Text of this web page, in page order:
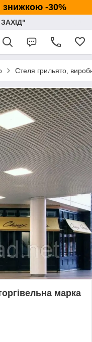
знижкою -30%
Стеля грильято,
марка